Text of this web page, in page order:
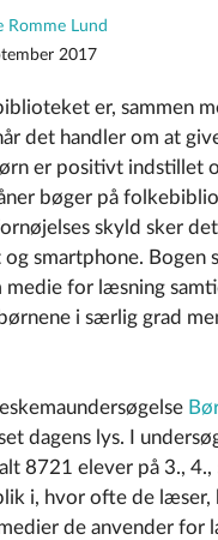
Romme Lund
2017
er, sammen
det handler om at
er positivt indstillet
bøger på
skyld sker
smartphone. Bogen
medie for læsning
i særlig grad
dagens lys. I
8721 elever på 3., 4.,
i, hvor ofte de læser,
de anvender for